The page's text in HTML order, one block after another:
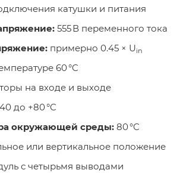
катушки и питания
555 В переменного тока
примерно 0.45 × Uin
60 °C
на входе и выходе
до +80 °C
окружающей среды: 80 °C
или вертикальное положение
с четырьмя выводами